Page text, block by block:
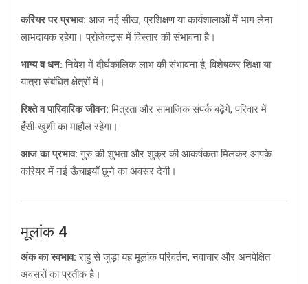
करियर पर प्रभाव: आज नई सीख, प्रशिक्षण या कार्यशालाओं में भाग लेना
लाभदायक रहेगा। प्रोजेक्ट्स में विस्तार की संभावना है।
भाग्य व धन: निवेश में दीर्घकालिक लाभ की संभावना है, विशेषकर शिक्षा या
यात्रा संबंधित क्षेत्रों में।
रिश्ते व पारिवारिक जीवन: मित्रता और सामाजिक संपर्क बढ़ेंगे, परिवार में
हँसी‑खुशी का माहौल रहेगा।
आज का प्रभाव: गुरु की शुभता और शुक्र की आकर्षकता मिलकर आपके
करियर में नई ऊँचाइयाँ छूने का अवसर देगी।
मूलांक 4
अंक का स्वभाव: राहु से जुड़ा यह मूलांक परिवर्तन, नवाचार और अनपेक्षित
अवसरों का प्रतीक है।